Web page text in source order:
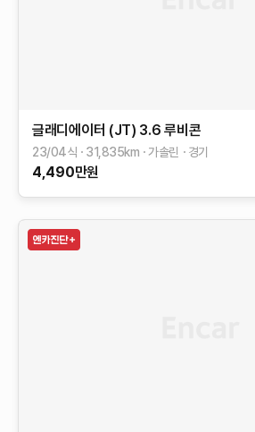
글래디에이터 (JT) 3.6 루비콘
23/04식 31,835km 가솔린 경기
4,490만원